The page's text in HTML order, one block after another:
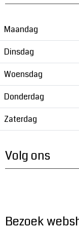
Maandag
Dinsdag
Woensdag
Donderdag
Zaterdag
Volg ons
Bezoek